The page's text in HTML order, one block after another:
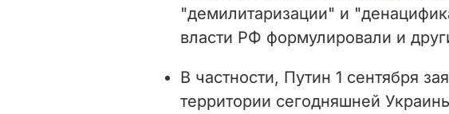
"демилитаризации" и
власти РФ формулировали и
В частности, Путин 1 сентября
территории сегодняшней